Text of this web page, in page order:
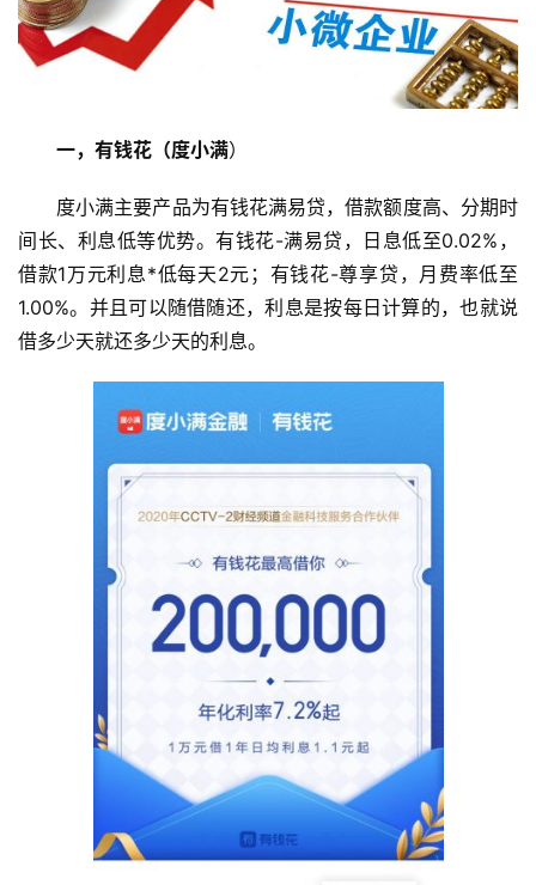
一，有钱花（度小满）
度小满主要产品为有钱花满易贷，借款额度高、分期时
间长、利息低等优势。有钱花-满易贷，日息低至0.02%，
借款1万元利息*低每天2元；有钱花-尊享贷，月费率低至
1.00%。并且可以随借随还，利息是按每日计算的，也就说
借多少天就还多少天的利息。